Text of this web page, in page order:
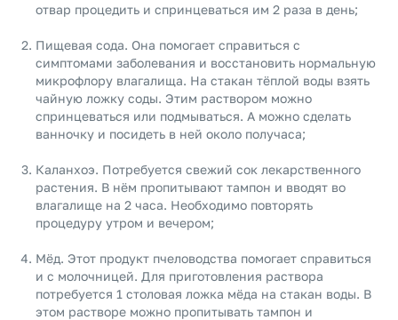
отвар процедить и спринцеваться им 2 раза в день;
Пищевая сода. Она помогает справиться с
симптомами заболевания и восстановить нормальную
микрофлору влагалища. На стакан тёплой воды взять
чайную ложку соды. Этим раствором можно
спринцеваться или подмываться. А можно сделать
ванночку и посидеть в ней около получаса;
Каланхоэ. Потребуется свежий сок лекарственного
растения. В нём пропитывают тампон и вводят во
влагалище на 2 часа. Необходимо повторять
процедуру утром и вечером;
Мёд. Этот продукт пчеловодства помогает справиться
и с молочницей. Для приготовления раствора
потребуется 1 столовая ложка мёда на стакан воды. В
этом растворе можно пропитывать тампон и